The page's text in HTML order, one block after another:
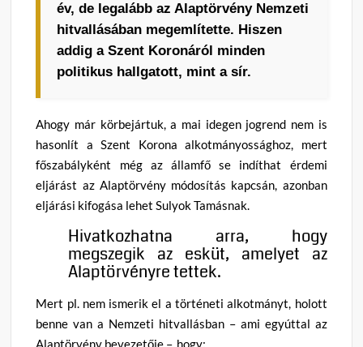
év, de legalább az Alaptörvény Nemzeti
hitvallásában megemlítette. Hiszen
addig a Szent Koronáról minden
politikus hallgatott, mint a sír.
Ahogy már körbejártuk, a mai idegen jogrend nem is
hasonlít a Szent Korona alkotmányossághoz, mert
főszabályként még az államfő se indíthat érdemi
eljárást az Alaptörvény módosítás kapcsán, azonban
eljárási kifogása lehet Sulyok Tamásnak.
Hivatkozhatna arra, hogy
megszegik az esküt, amelyet az
Alaptörvényre tettek.
Mert pl. nem ismerik el a történeti alkotmányt, holott
benne van a Nemzeti hitvallásban – ami egyúttal az
Alaptörvény bevezetője –, hogy: